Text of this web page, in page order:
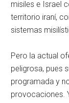
misiles e Israel
territorio iraní,
sistemas
Pero la actual
peligrosa, pues
programada y
provocaciones.